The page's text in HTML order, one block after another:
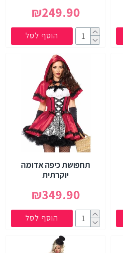
₪249.90
הוסף לסל
תחפושת כיפה אדומה
יוקרתית
₪349.90
הוסף לסל